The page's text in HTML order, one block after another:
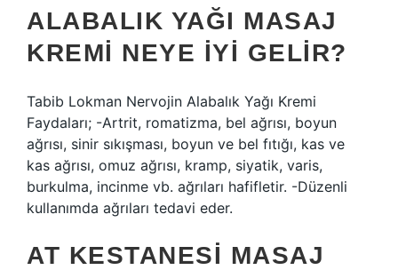
ALABALIK YAĞI MASAJ
KREMI NEYE IYI GELIR?
Tabib Lokman Nervojin Alabalık Yağı Kremi
Faydaları; -Artrit, romatizma, bel ağrısı, boyun
ağrısı, sinir sıkışması, boyun ve bel fıtığı, kas ve
kas ağrısı, omuz ağrısı, kramp, siyatik, varis,
burkulma, incinme vb. ağrıları hafifletir. -Düzenli
kullanımda ağrıları tedavi eder.
AT KESTANESI MASAJ